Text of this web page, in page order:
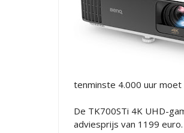
tenminste 4.000 uur moet
De TK700STi 4K UHD-
adviesprijs van 1199 euro.